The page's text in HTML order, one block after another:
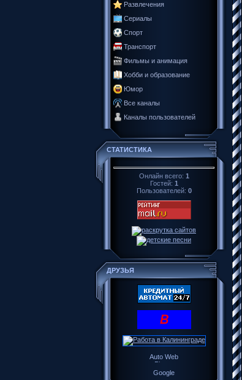
Развлечения
Сериалы
Спорт
Транспорт
Фильмы и анимация
Хобби и образование
Юмор
Все каналы
Каналы пользователей
СТАТИСТИКА
Онлайн всего: 1
Гостей: 1
Пользователей: 0
ДРУЗЬЯ